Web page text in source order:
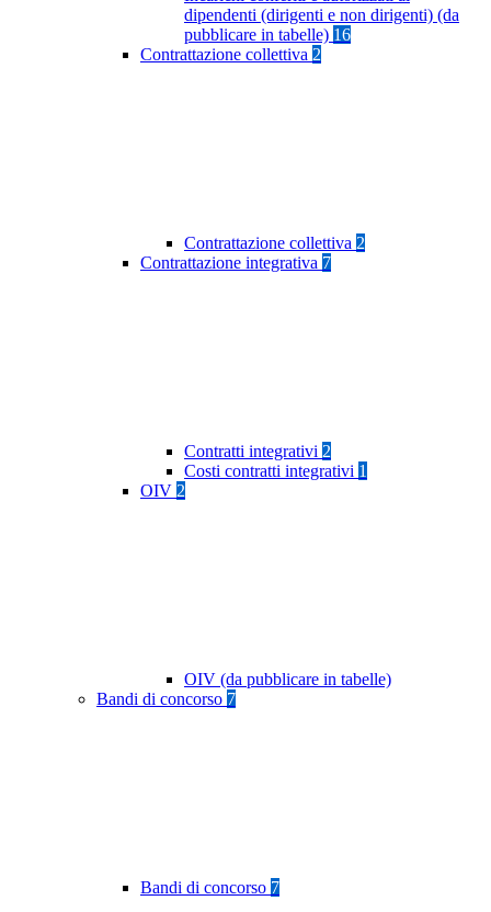
dipendenti (dirigenti e non dirigenti) (da
pubblicare in tabelle) 16
Contrattazione collettiva 2
Contrattazione collettiva 2
Contrattazione integrativa 7
Contratti integrativi 2
Costi contratti integrativi 1
OIV 2
OIV (da pubblicare in tabelle)
Bandi di concorso 7
Bandi di concorso 7